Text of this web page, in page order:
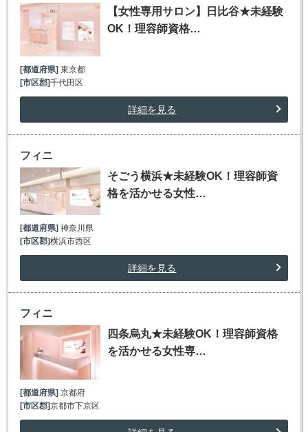
【女性専用サロン】日比谷★未経験
OK！理容師資格…
[都道府県] 東京都
[市区郡]千代田区
詳細を見る
フィニ
そごう横浜★未経験OK！理容師資
格を活かせる女性…
[都道府県]神奈川県
[市区郡]横浜市西区
詳細を見る
フィニ
四条烏丸★未経験OK！理容師資格
を活かせる女性専…
[都道府県]京都府
[市区郡]京都市下京区